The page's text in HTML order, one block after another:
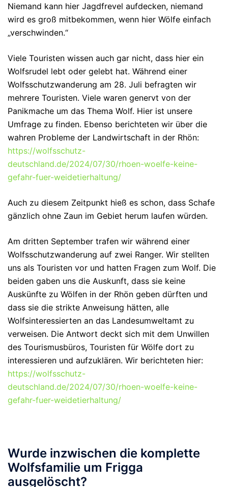
Niemand kann hier Jagdfrevel aufdecken, niemand
wird es groß mitbekommen, wenn hier Wölfe einfach
„verschwinden.“
Viele Touristen wissen auch gar nicht, dass hier ein
Wolfsrudel lebt oder gelebt hat. Während einer
Wolfsschutzwanderung am 28. Juli befragten wir
mehrere Touristen. Viele waren genervt von der
Panikmache um das Thema Wolf. Hier ist unsere
Umfrage zu finden. Ebenso berichteten wir über die
wahren Probleme der Landwirtschaft in der Rhön:
https://wolfsschutz-
deutschland.de/2024/07/30/rhoen-woelfe-keine-
gefahr-fuer-weidetierhaltung/
Auch zu diesem Zeitpunkt hieß es schon, dass Schafe
gänzlich ohne Zaun im Gebiet herum laufen würden.
Am dritten September trafen wir während einer
Wolfsschutzwanderung auf zwei Ranger. Wir stellten
uns als Touristen vor und hatten Fragen zum Wolf. Die
beiden gaben uns die Auskunft, dass sie keine
Auskünfte zu Wölfen in der Rhön geben dürften und
dass sie die strikte Anweisung hätten, alle
Wolfsinteressierten an das Landesumweltamt zu
verweisen. Die Antwort deckt sich mit dem Unwillen
des Tourismusbüros, Touristen für Wölfe dort zu
interessieren und aufzuklären. Wir berichteten hier:
https://wolfsschutz-
deutschland.de/2024/07/30/rhoen-woelfe-keine-
gefahr-fuer-weidetierhaltung/
Wurde inzwischen die komplette
Wolfsfamilie um Frigga
ausgelöscht?